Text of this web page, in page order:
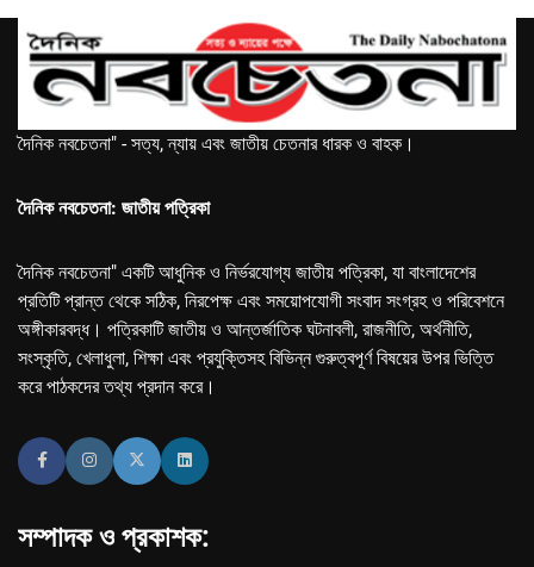
দৈনিক নবচেতনা" - সত্য, ন্যায় এবং জাতীয় চেতনার ধারক ও বাহক।
দৈনিক নবচেতনা: জাতীয় পত্রিকা
দৈনিক নবচেতনা" একটি আধুনিক ও নির্ভরযোগ্য জাতীয় পত্রিকা, যা বাংলাদেশের
প্রতিটি প্রান্ত থেকে সঠিক, নিরপেক্ষ এবং সময়োপযোগী সংবাদ সংগ্রহ ও পরিবেশনে
অঙ্গীকারবদ্ধ। পত্রিকাটি জাতীয় ও আন্তর্জাতিক ঘটনাবলী, রাজনীতি, অর্থনীতি,
সংস্কৃতি, খেলাধুলা, শিক্ষা এবং প্রযুক্তিসহ বিভিন্ন গুরুত্বপূর্ণ বিষয়ের উপর ভিত্তি
করে পাঠকদের তথ্য প্রদান করে।
সম্পাদক ও প্রকাশক: